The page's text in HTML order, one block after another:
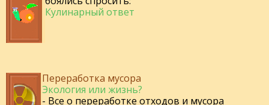
Кулинарный ответ
Переработка мусора
Экология или жизнь?
- Все о переработке отходов и мусора